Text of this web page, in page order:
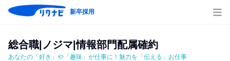
新卒採用
総合職|ノジマ|情報部門配属確約
あなたの「好き」や「趣味」が仕事に！魅力を「伝える」お仕事